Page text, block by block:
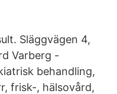
Släggvägen 4,
Varberg -
behandling,
frisk-, hälsovård,